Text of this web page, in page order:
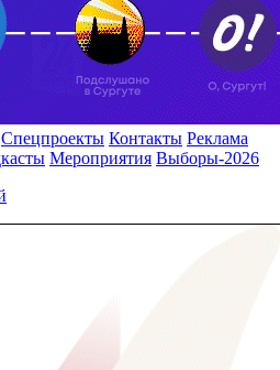
Спецпроекты Контакты Реклама
Мероприятия Выборы-2026